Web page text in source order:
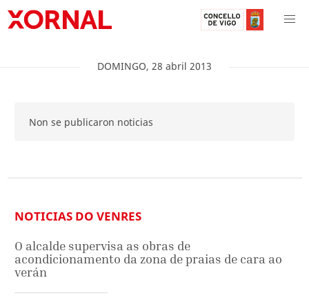
DOMINGO, 28 abril 2013
Non se publicaron noticias
NOTICIAS DO VENRES
O alcalde supervisa as obras de
acondicionamento da zona de praias de cara ao
verán